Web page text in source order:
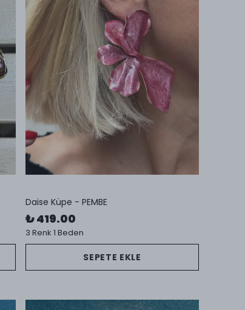
Daise Küpe - PEMBE
₺ 419.00
3 Renk 1 Beden
SEPETE EKLE